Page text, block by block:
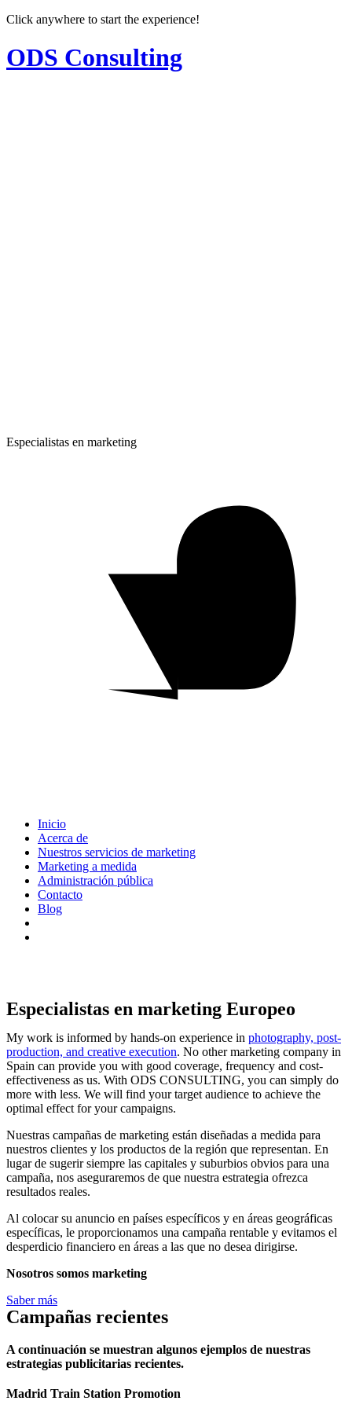
Click anywhere to start the experience!
ODS Consulting
Especialistas en marketing
Inicio
Acerca de
Nuestros servicios de marketing
Marketing a medida
Administración pública
Contacto
Blog
Especialistas en marketing Europeo
My work is informed by hands-on experience in photography, post-
production, and creative execution. No other marketing company in
Spain can provide you with good coverage, frequency and cost-
effectiveness as us. With ODS CONSULTING, you can simply do
more with less. We will find your target audience to achieve the
optimal effect for your campaigns.
Nuestras campañas de marketing están diseñadas a medida para
nuestros clientes y los productos de la región que representan. En
lugar de sugerir siempre las capitales y suburbios obvios para una
campaña, nos aseguraremos de que nuestra estrategia ofrezca
resultados reales.
Al colocar su anuncio en países específicos y en áreas geográficas
específicas, le proporcionamos una campaña rentable y evitamos el
desperdicio financiero en áreas a las que no desea dirigirse.
Nosotros somos marketing
Saber más
Campañas recientes
A continuación se muestran algunos ejemplos de nuestras
estrategias publicitarias recientes.
Madrid Train Station Promotion